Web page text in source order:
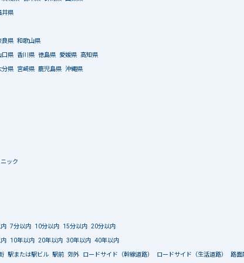
井県
良県 和歌山県
口県 香川県 徳島県 愛媛県 高知県
分県 宮崎県 鹿児島県 沖縄県
ック
7分以内 10分以内 15分以内 20分以内
10年以内 20年以内 30年以内 40年以内
駅または駅ビル 駅前 郊外 ロードサイド（幹線道路） ロードサイド（生活道路） 路面